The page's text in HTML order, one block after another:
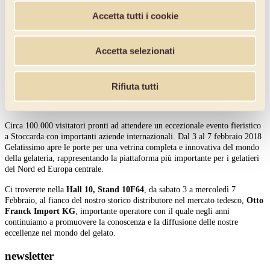
Accetta tutti i cookie
Accetta selezionati
Rifiuta tutti
Attenzione! Inserire i dati mancanti.
Gelatissimo 2018 - World of gelato
Stuttgart (Germania) – Dal 3 al 7
Febbraio
Circa 100.000 visitatori pronti ad attendere un eccezionale evento fieristico
a Stoccarda con importanti aziende internazionali. Dal 3 al 7 febbraio 2018
Gelatissimo apre le porte per una vetrina completa e innovativa del mondo
della gelateria, rappresentando la piattaforma più importante per i gelatieri
del Nord ed Europa centrale.
Ci troverete nella Hall 10, Stand 10F64, da sabato 3 a mercoledì 7
Febbraio, al fianco del nostro storico distributore nel mercato tedesco, Otto
Franck Import KG, importante operatore con il quale negli anni
continuiamo a promuovere la conoscenza e la diffusione delle nostre
eccellenze nel mondo del gelato.
newsletter